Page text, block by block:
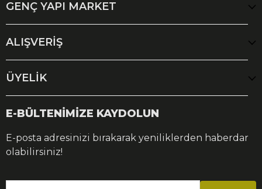
GENÇ YAPI MARKET
ALIŞVERİŞ
ÜYELİK
E-BÜLTENİMİZE KAYDOLUN
E-posta adresinizi bırakarak yeniliklerden haberdar
olabilirsiniz!